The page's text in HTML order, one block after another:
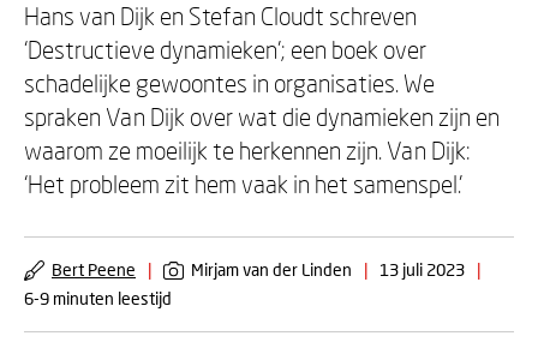
Hans van Dijk en Stefan Cloudt schreven
‘Destructieve dynamieken’; een boek over
schadelijke gewoontes in organisaties. We
spraken Van Dijk over wat die dynamieken zijn en
waarom ze moeilijk te herkennen zijn. Van Dijk:
‘Het probleem zit hem vaak in het samenspel.’
Bert Peene | Mirjam van der Linden | 13 juli 2023
|
6-9 minuten leestijd